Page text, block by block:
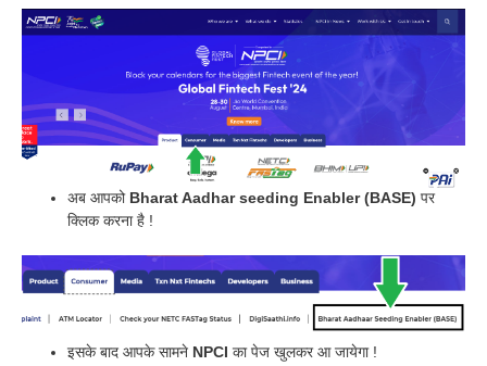
अब आपको Bharat Aadhar seeding Enabler (BASE) पर
क्लिक करना है !
इसके बाद आपके सामने NPCI का पेज खुलकर आ जायेगा !